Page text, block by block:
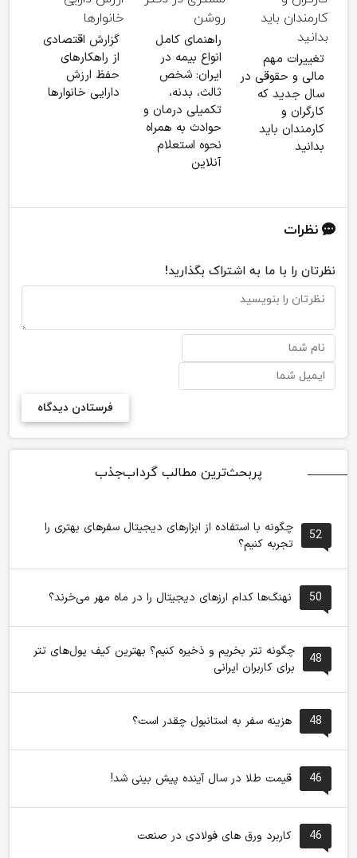
تغییرات مهم
مالی و حقوقی در
سال جدید که
کارگران و
کارمندان باید
بدانید
راهنمای کامل
انواع بیمه در
ایران: شخص
ثالث، بدنه،
تکمیلی درمان و
حوادث به همراه
نحوه استعلام
آنلاین
گزارش اقتصادی
از راهکارهای
حفظ ارزش
دارایی خانوارها
نظرات
نظرتان را با ما به اشتراک بگذارید!
پربحث‌ترین مطالب گرداب‌جذب
52
چگونه با استفاده از ابزارهای دیجیتال سفرهای بهتری را
تجربه کنیم؟
50 نهنگ‌ها کدام ارزهای دیجیتال را در ماه مهر می‌خرند؟
48
چگونه تتر بخریم و ذخیره کنیم؟ بهترین کیف پول‌های تتر
برای کاربران ایرانی
48 هزینه سفر به استانبول چقدر است؟
46 قیمت طلا در سال آینده پیش بینی شد!
46 کاربرد ورق های فولادی در صنعت